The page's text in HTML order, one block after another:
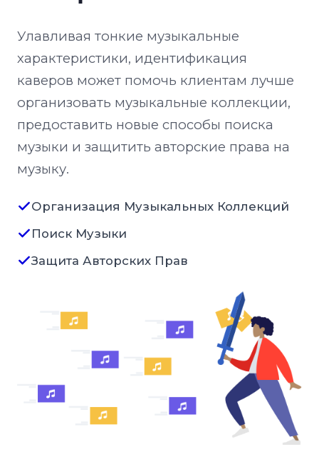
Улавливая тонкие музыкальные
характеристики, идентификация
каверов может помочь клиентам лучше
организовать музыкальные коллекции,
предоставить новые способы поиска
музыки и защитить авторские права на
музыку.
Организация Музыкальных Коллекций
Поиск Музыки
Защита Авторских Прав